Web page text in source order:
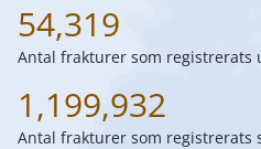
54,319
Antal frakturer som registrerats
1,199,932
Antal frakturer som registrerats